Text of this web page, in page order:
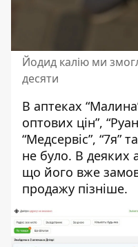
Йодид калію ми
десяти
В аптеках
оптових цін”,
“Медсервіс”, “7я”
не було. В деяких
що його вже
продажу пізніше.